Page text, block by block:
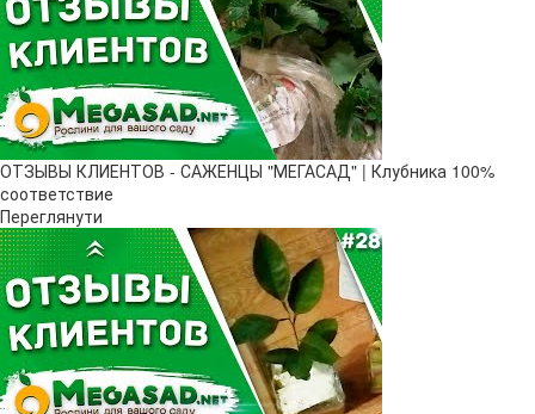
ОТЗЫВЫ КЛИЕНТОВ - САЖЕНЦЫ "МЕГАСАД" | Клубника 100%
соответствие
Переглянути